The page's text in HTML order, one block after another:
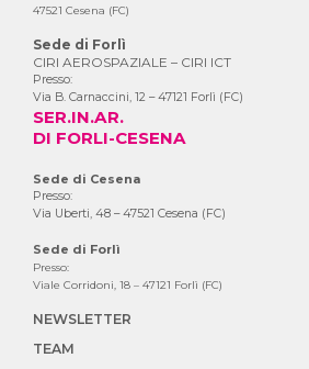
47521 Cesena (FC)
Sede di Forlì
CIRI AEROSPAZIALE – CIRI ICT
Presso:
Via B. Carnaccini, 12 – 47121 Forlì (FC)
SER.IN.AR.
DI FORLI-CESENA
Sede di Cesena
Presso:
Via Uberti, 48 – 47521 Cesena (FC)
Sede di Forlì
Presso:
Viale Corridoni, 18 – 47121 Forlì (FC)
NEWSLETTER
TEAM